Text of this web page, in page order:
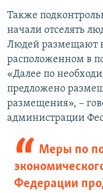
Также
начали отселять
Людей размещают
расположенном в
«Далее по
предложено
размещения», –
администрации
Меры по
Федерации